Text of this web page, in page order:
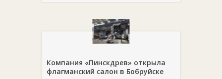
Компания «Пинскдрев» открыла
флагманский салон в Бобруйске